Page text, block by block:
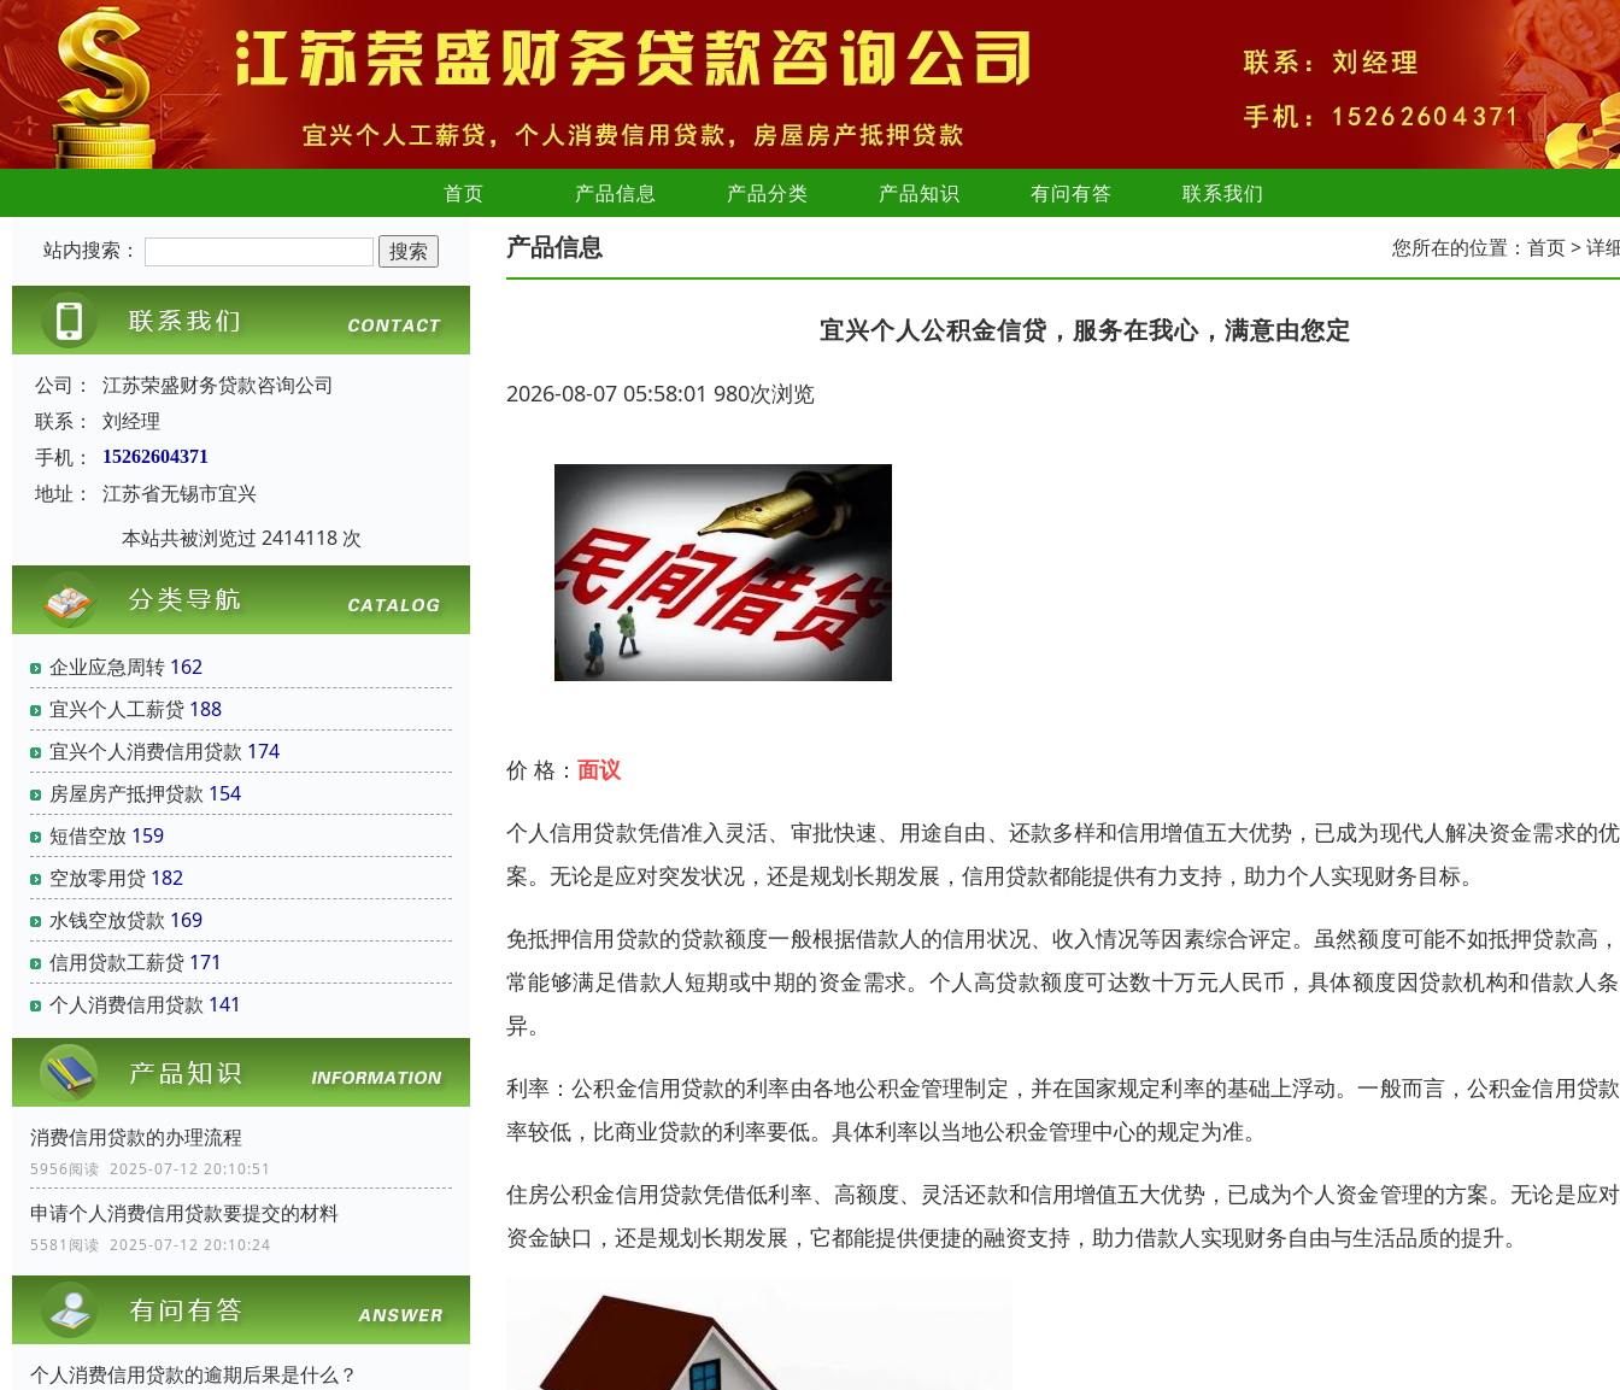
首页 产品信息 产品分类 产品知识 有问有答 联系我们
站内搜索：
公司：
江苏荣盛财务贷款咨询公司
联系：
刘经理
手机：
15262604371
地址：
江苏省无锡市宜兴
本站共被浏览过 2414118 次
企业应急周转 162
宜兴个人工薪贷 188
宜兴个人消费信用贷款 174
房屋房产抵押贷款 154
短借空放 159
空放零用贷 182
水钱空放贷款 169
信用贷款工薪贷 171
个人消费信用贷款 141
消费信用贷款的办理流程
5956阅读 2025-07-12 20:10:51
申请个人消费信用贷款要提交的材料
5581阅读 2025-07-12 20:10:24
个人消费信用贷款的逾期后果是什么？
产品信息 您所在的位置： 首页> 详
宜兴个人公积金信贷，服务在我心，满意由您定
2026-08-07 05:58:01 980次浏览
价 格： 面议
个人信用贷款凭借准入灵活、审批快速、用途自由、还款多样和信用增值五大优势，已成为现代人解决资金需求的
案。无论是应对突发状况，还是规划长期发展，信用贷款都能提供有力支持，助力个人实现财务目标。
免抵押信用贷款的贷款额度一般根据借款人的信用状况、收入情况等因素综合评定。虽然额度可能不如抵押贷款高
常能够满足借款人短期或中期的资金需求。个人高贷款额度可达数十万元人民币，具体额度因贷款机构和借款人
异。
利率：公积金信用贷款的利率由各地公积金管理制定，并在国家规定利率的基础上浮动。一般而言，公积金信用贷
率较低，比商业贷款的利率要低。具体利率以当地公积金管理中心的规定为准。
住房公积金信用贷款凭借低利率、高额度、灵活还款和信用增值五大优势，已成为个人资金管理的方案。无论是应
资金缺口，还是规划长期发展，它都能提供便捷的融资支持，助力借款人实现财务自由与生活品质的提升。